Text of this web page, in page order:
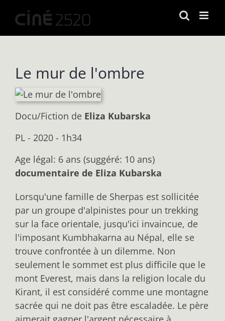
contenu
Le mur de l'ombre
Docu/Fiction de Eliza Kubarska
PL - 2020 - 1h34
Age légal: 6 ans (suggéré: 10 ans)
documentaire de Eliza Kubarska
Lorsqu'une famille de Sherpas est sollicitée
par un groupe d'alpinistes pour un trekking
sur la face orientale, jusqu'ici invaincue, de
l'imposant Kumbhakarna au Népal, elle se
trouve confrontée à un dilemme. Non
seulement le sommet est plus difficile que le
mont Everest, mais dans la religion locale du
Kirant, il est considéré comme une montagne
sacrée qui ne doit pas être escaladée. Le père